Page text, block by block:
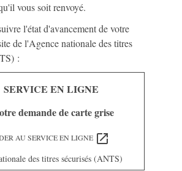
vous soit renvoyé.
l'état d'avancement de votre
de l'Agence nationale des titres
:
SERVICE EN LIGNE
demande de carte grise
AU SERVICE EN LIGNE open_in_new
des titres sécurisés (ANTS)